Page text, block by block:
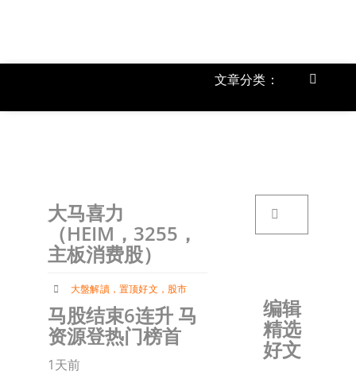
文章分类：
Toggle
大马喜力
（HEIM，3255，
主板消费股）
大盤解讀， 置顶好文 ， 股市
马股结束6连升 马
资源登热门榜首
1天前
编辑
精选
好文